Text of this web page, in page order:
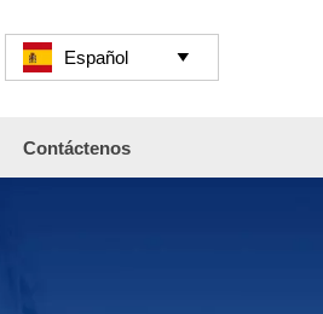
Español 
Contáctenos